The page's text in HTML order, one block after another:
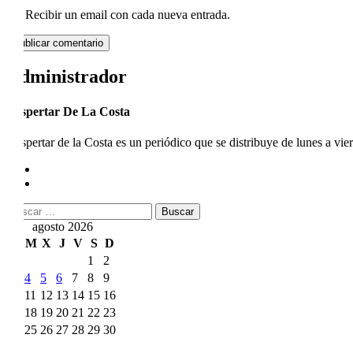
Recibir un email con cada nueva entrada.
Administrador
Despertar De La Costa
Despertar de la Costa es un periódico que se distribuye de lunes a
Buscar:
agosto 2026
M X J V S D
1
2
4 5 6 7 8
9
11 12 13 14 15 16
18 19 20 21 22 23
25 26 27 28 29 30